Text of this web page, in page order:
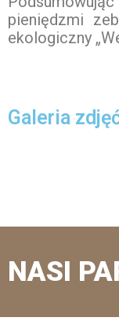
pieniędzmi
ekologiczny
Galeria
NASI